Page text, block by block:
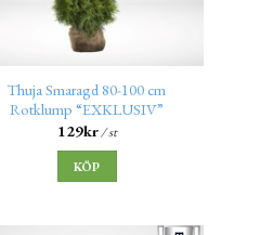
Thuja Smaragd 80-100 cm
Rotklump “EXKLUSIV”
129kr/ st
KÖP